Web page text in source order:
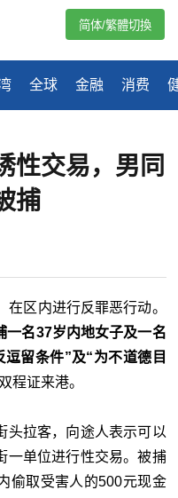
全球 金融 消费
简体/繁體切換
性交易，男同
捕
区内进行反罪恶行动。
一名37岁内地女子及一名
留条件”及“为不道德目
程证来港。
头拉客，向途人表示可以
一单位进行性交易。被捕
偷取受害人的500元现金